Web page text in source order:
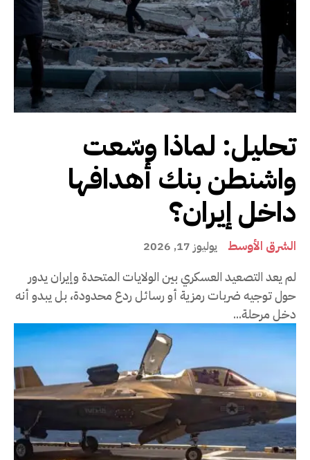
تحليل: لماذا وسّعت
واشنطن بنك أهدافها
داخل إيران؟
الشرق الأوسط يوليوز 17, 2026
لم يعد التصعيد العسكري بين الولايات المتحدة وإيران يدور
حول توجيه ضربات رمزية أو رسائل ردع محدودة، بل يبدو أنه
دخل مرحلة...